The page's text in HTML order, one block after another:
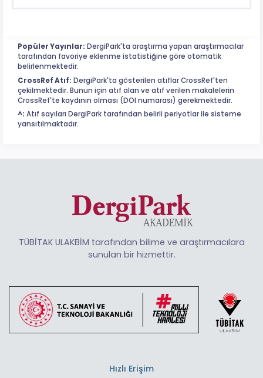
Popüler Yayınlar: DergiPark'ta araştırma yapan araştırmacılar
tarafından favoriye eklenme istatistiğine göre otomatik
belirlenmektedir.
CrossRef Atıf: DergiPark'ta gösterilen atıflar CrossRef'ten
çekilmektedir. Bunun için atıf alan ve atıf verilen makalelerin
CrossRef'te kaydının olması (DOI numarası) gerekmektedir.
^: Atıf sayıları DergiPark tarafından belirli periyotlar ile sisteme
yansıtılmaktadır.
TÜBİTAK ULAKBİM tarafından bilime ve araştırmacılara
sunulan bir hizmettir.
Hızlı Erişim